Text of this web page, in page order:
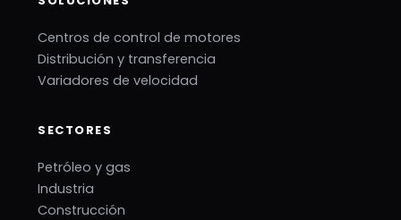
Centros de control de motores
Distribución y transferencia
Variadores de velocidad
SECTORES
Petróleo y gas
Industria
Construcción